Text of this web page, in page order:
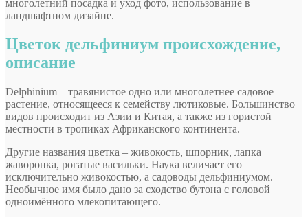
многолетний посадка и уход фото, использование в
ландшафтном дизайне.
Цветок дельфиниум происхождение,
описание
Delphinium – травянистое одно или многолетнее садовое
растение, относящееся к семейству лютиковые. Большинство
видов происходит из Азии и Китая, а также из гористой
местности в тропиках Африканского континента.
Другие названия цветка – живокость, шпорник, лапка
жаворонка, рогатые васильки. Наука величает его
исключительно живокостью, а садоводы дельфиниумом.
Необычное имя было дано за сходство бутона с головой
одноимённого млекопитающего.